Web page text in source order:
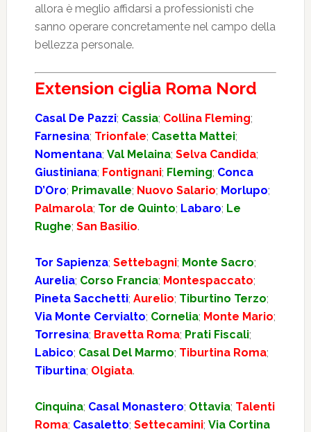
allora è meglio affidarsi a professionisti che
sanno operare concretamente nel campo della
bellezza personale.
Extension ciglia Roma Nord
Casal De Pazzi; Cassia; Collina Fleming;
Farnesina; Trionfale; Casetta Mattei;
Nomentana; Val Melaina; Selva Candida;
Giustiniana; Fontignani; Fleming; Conca
D’Oro; Primavalle; Nuovo Salario; Morlupo;
Palmarola; Tor de Quinto; Labaro; Le
Rughe; San Basilio.
Tor Sapienza; Settebagni; Monte Sacro;
Aurelia; Corso Francia; Montespaccato;
Pineta Sacchetti; Aurelio; Tiburtino Terzo;
Via Monte Cervialto; Cornelia; Monte Mario;
Torresina; Bravetta Roma; Prati Fiscali;
Labico; Casal Del Marmo; Tiburtina Roma;
Tiburtina; Olgiata.
Cinquina; Casal Monastero; Ottavia; Talenti
Roma; Casaletto; Settecamini; Via Cortina